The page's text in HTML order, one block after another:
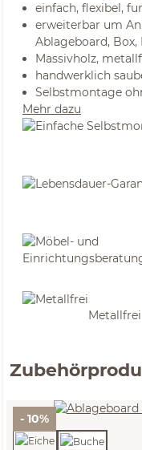
einfach, flexibel,
erweiterbar um
Ablageboard, Box,
Massivholz,
handwerklich
Selbstmontage
Mehr dazu
Metallfrei
- 10%